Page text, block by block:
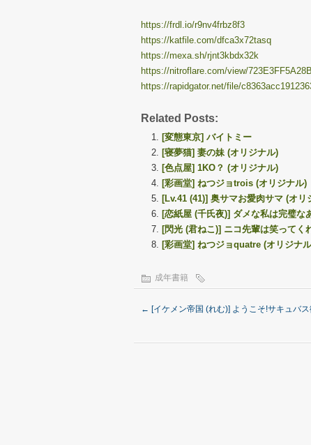
https://frdl.io/r9nv4frbz8f3
https://katfile.com/dfca3x72tasq
https://mexa.sh/rjnt3kbdx32k
https://nitroflare.com/view/
https://rapidgator.net/file/
Related Posts:
[変態東京] バイトミー
[寝夢猫] 妻の妹 (オリジナル)
[色点屋] 1KO？ (オリジナル)
[彩画堂] ねつジョtrois (オリジナル)
[Lv.41 (41)] 奥サマお愛肉サマ (オリ
[恋紙屋 (千氏夜)] ダメな私は完璧な
[閃光 (君ねこ)] ニコ先輩は笑ってく
[彩画堂] ねつジョquatre (オリジナ
成年書籍
← [イケメン帝国 (れむ)] ようこそ!サキュバ